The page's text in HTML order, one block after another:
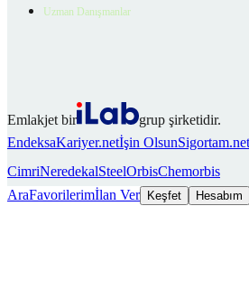
Uzman Danışmanlar
Emlakjet bir
grup şirketidir.
EndeksaKariyer.netİşin OlsunSigortam.net
CimriNeredekalSteelOrbisChemorbis
AraFavorilerimİlan Ver Keşfet Hesabım